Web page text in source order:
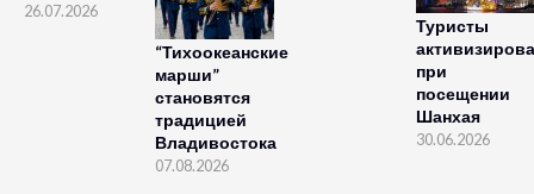
26.07.2026
“Тихоокеанские
марши”
становятся
традицией
Владивостока
07.08.2026
Туристы
при
посещении
Шанхая
30.06.2026